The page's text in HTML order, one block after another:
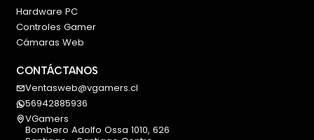
Hardware PC
Controles Gamer
Cámaras Web
CONTÁCTANOS
Ventasweb@vgamers.cl
56942885936
VGamers
Bombero Adolfo Ossa 1010, 626